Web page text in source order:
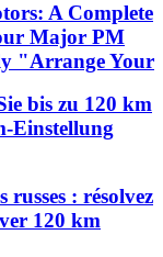
A Complete
Major PM
"Arrange Your
bis zu 120 km
Einstellung
russes : résolvez
120 km